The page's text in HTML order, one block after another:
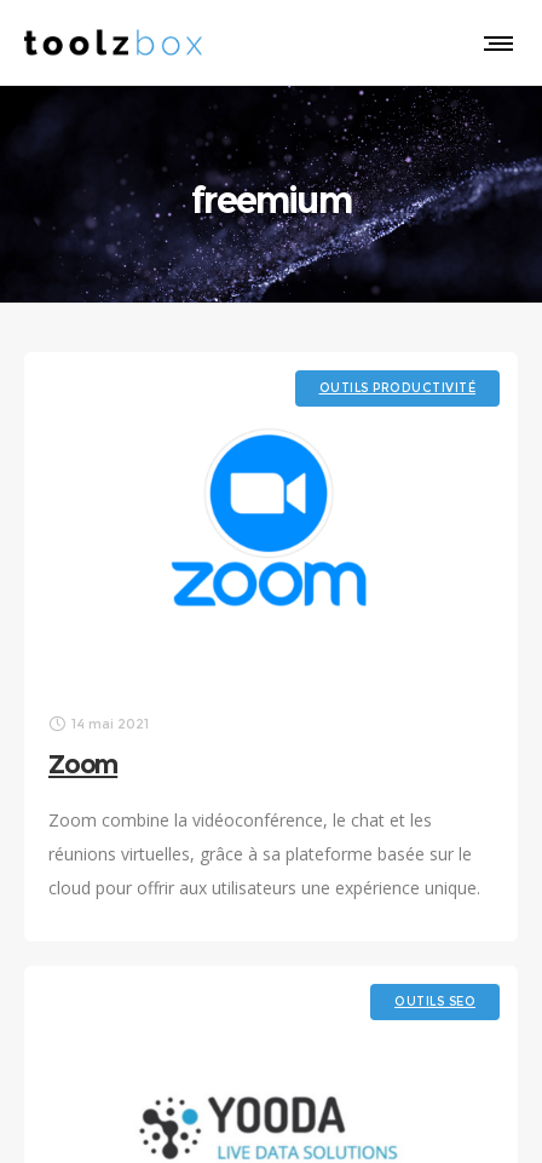
freemium
OUTILS PRODUCTIVITÉ
14 mai 2021
Zoom
Zoom combine la vidéoconférence, le chat et les
réunions virtuelles, grâce à sa plateforme basée sur le
cloud pour offrir aux utilisateurs une expérience unique.
OUTILS SEO